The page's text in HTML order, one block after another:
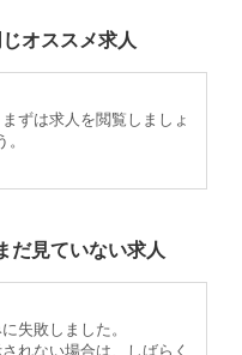
オススメ求人
ずは求人を閲覧しましょ
。
だ見ていない求人
失敗しました。
れない場合は、しばらく